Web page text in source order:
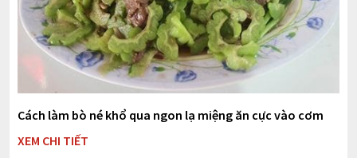
Cách làm bò né khổ qua ngon lạ miệng ăn cực vào cơm
XEM CHI TIẾT